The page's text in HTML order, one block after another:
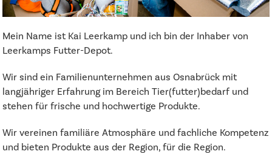
Mein Name ist Kai Leerkamp und ich bin der Inhaber von
Leerkamps Futter-Depot.
Wir sind ein Familienunternehmen aus Osnabrück mit
langjähriger Erfahrung im Bereich Tier(futter)bedarf und
stehen für frische und hochwertige Produkte.
Wir vereinen familiäre Atmosphäre und fachliche Kompetenz
und bieten Produkte aus der Region, für die Region.